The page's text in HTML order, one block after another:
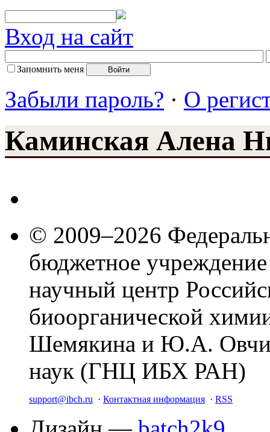
Вход на сайт
Запомнить меня
Забыли пароль? · О
Каминская Алена
© 2009–2026
бюджетное
научный центр
биоорганической
Шемякина и Ю.А.
наук (ГНЦ ИБХ РАН)
support@ibch.ru · Контактная информация · RSS